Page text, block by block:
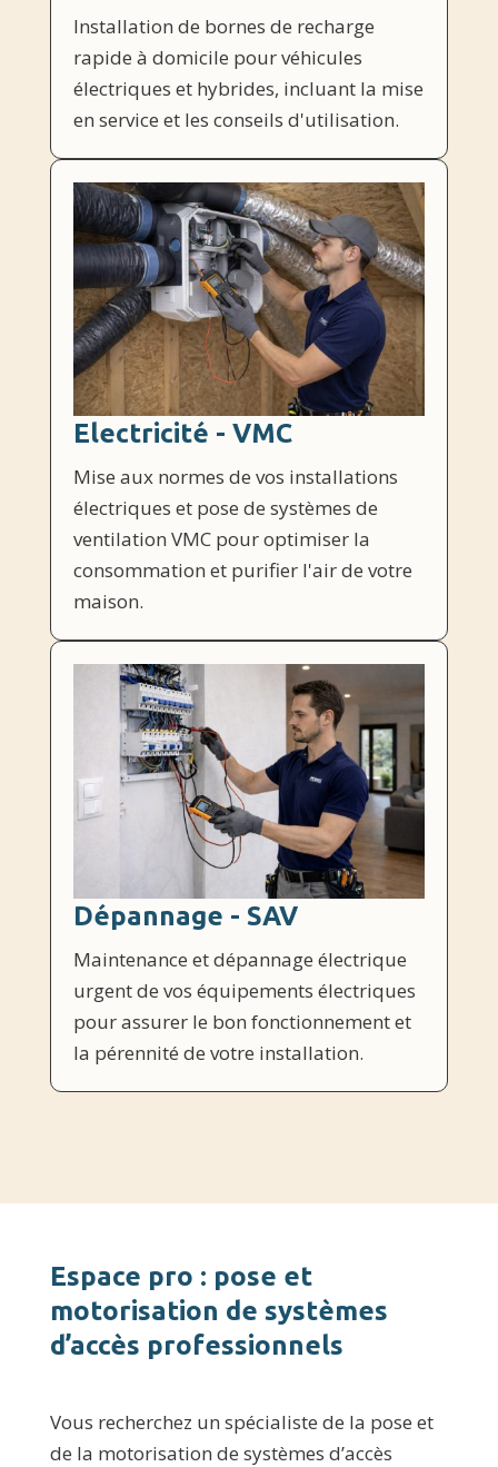
Installation de bornes de recharge
rapide à domicile pour véhicules
électriques et hybrides, incluant la mise
en service et les conseils d'utilisation.
Electricité - VMC
Mise aux normes de vos installations
électriques et pose de systèmes de
ventilation VMC pour optimiser la
consommation et purifier l'air de votre
maison.
Dépannage - SAV
Maintenance et dépannage électrique
urgent de vos équipements électriques
pour assurer le bon fonctionnement et
la pérennité de votre installation.
Espace pro : pose et
motorisation de systèmes
d’accès professionnels
Vous recherchez un spécialiste de la pose et
de la motorisation de systèmes d’accès